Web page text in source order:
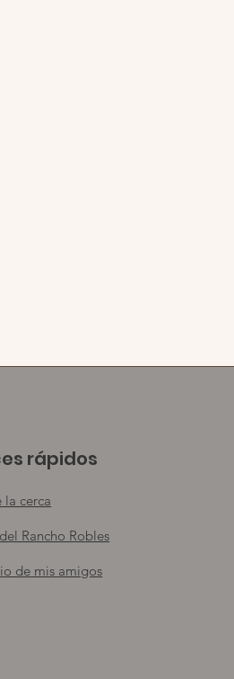
rápidos
la cerca
Rancho Robles
de mis amigos